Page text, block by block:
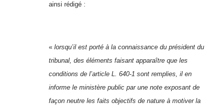
ainsi rédigé :
« lorsqu’il est porté à la connaissance du président du
tribunal, des éléments faisant apparaître que les
conditions de l’article L. 640-1 sont remplies, il en
informe le ministère public par une note exposant de
façon neutre les faits objectifs de nature à motiver la